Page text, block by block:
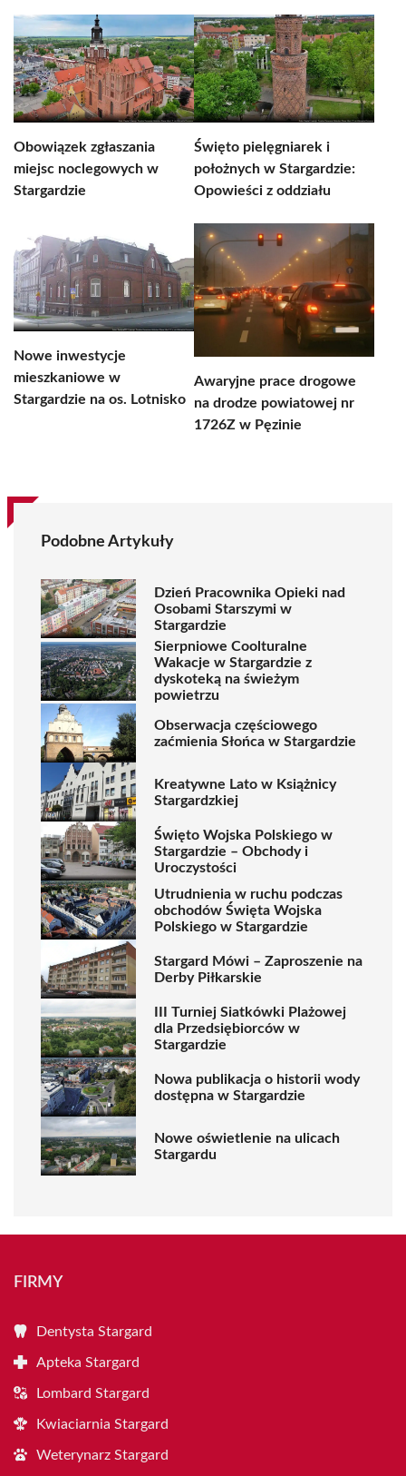
Obowiązek zgłaszania
miejsc noclegowych w
Stargardzie
Święto pielęgniarek i
położnych w Stargardzie:
Opowieści z oddziału
Nowe inwestycje
mieszkaniowe w
Stargardzie na os. Lotnisko
Awaryjne prace drogowe
na drodze powiatowej nr
1726Z w Pęzinie
Podobne Artykuły
Dzień Pracownika Opieki nad
Osobami Starszymi w
Stargardzie
Sierpniowe Coolturalne
Wakacje w Stargardzie z
dyskoteką na świeżym
powietrzu
Obserwacja częściowego
zaćmienia Słońca w Stargardzie
Kreatywne Lato w Książnicy
Stargardzkiej
Święto Wojska Polskiego w
Stargardzie – Obchody i
Uroczystości
Utrudnienia w ruchu podczas
obchodów Święta Wojska
Polskiego w Stargardzie
Stargard Mówi – Zaproszenie na
Derby Piłkarskie
III Turniej Siatkówki Plażowej
dla Przedsiębiorców w
Stargardzie
Nowa publikacja o historii wody
dostępna w Stargardzie
Nowe oświetlenie na ulicach
Stargardu
FIRMY
Dentysta Stargard
Apteka Stargard
Lombard Stargard
Kwiaciarnia Stargard
Weterynarz Stargard